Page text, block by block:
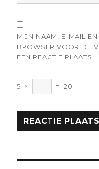
MIJN NAAM, E-MAIL
BROWSER VOOR DE
EEN REACTIE PLAATS.
5 × = 20